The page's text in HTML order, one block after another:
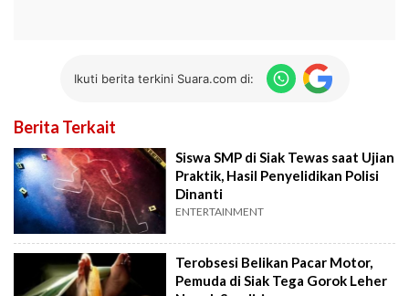
Ikuti berita terkini Suara.com di:
Berita Terkait
Siswa SMP di Siak Tewas saat Ujian
Praktik, Hasil Penyelidikan Polisi
Dinanti
ENTERTAINMENT
Terobsesi Belikan Pacar Motor,
Pemuda di Siak Tega Gorok Leher